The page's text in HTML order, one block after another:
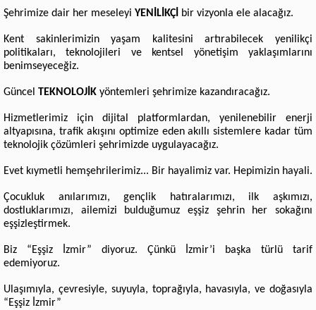
Şehrimize dair her meseleyi YENİLİKÇİ bir vizyonla ele alacağız.
Kent sakinlerimizin yaşam kalitesini artırabilecek yenilikçi
politikaları, teknolojileri ve kentsel yönetişim yaklaşımlarını
benimseyeceğiz.
Güncel TEKNOLOJİK yöntemleri şehrimize kazandıracağız.
Hizmetlerimiz için dijital platformlardan, yenilenebilir enerji
altyapısına, trafik akışını optimize eden akıllı sistemlere kadar tüm
teknolojik çözümleri şehrimizde uygulayacağız.
Evet kıymetli hemşehrilerimiz... Bir hayalimiz var. Hepimizin hayali.
Çocukluk anılarımızı, gençlik hatıralarımızı, ilk aşkımızı,
dostluklarımızı, ailemizi bulduğumuz eşşiz şehrin her sokağını
eşşizleştirmek.
Biz “Eşşiz İzmir” diyoruz. Çünkü İzmir’i başka türlü tarif
edemiyoruz.
Ulaşımıyla, çevresiyle, suyuyla, toprağıyla, havasıyla, ve doğasıyla
“Eşşiz İzmir”